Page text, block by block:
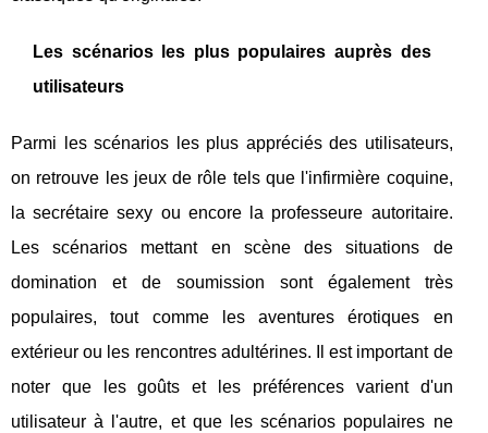
Les scénarios les plus populaires auprès des
utilisateurs
Parmi les scénarios les plus appréciés des utilisateurs,
on retrouve les jeux de rôle tels que l'infirmière coquine,
la secrétaire sexy ou encore la professeure autoritaire.
Les scénarios mettant en scène des situations de
domination et de soumission sont également très
populaires, tout comme les aventures érotiques en
extérieur ou les rencontres adultérines. Il est important de
noter que les goûts et les préférences varient d'un
utilisateur à l'autre, et que les scénarios populaires ne